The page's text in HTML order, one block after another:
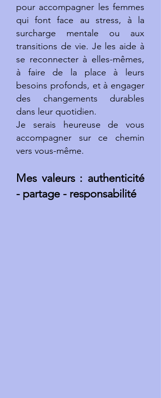
pour accompagner les femmes
qui font face au stress, à la
surcharge mentale ou aux
transitions de vie. Je les aide à
se reconnecter à elles-mêmes,
à faire de la place à leurs
besoins profonds, et à engager
des changements durables
dans leur quotidien.
Je serais heureuse de vous
accompagner sur ce chemin
vers vous-même.
Mes valeurs : authenticité
- partage - responsabilité